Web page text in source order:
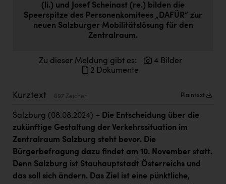
Doppler Gruppe
ERLUS AG
Firmenradl
IFE Austria GmbH
Immotech
INTERSPAR
INTERSPORT Austria
(li.) und Josef Scheinast (re.) bilden die
Speerspitze des Personenkomitees „DAFÜR“ zur
neuen Salzburger Mobilitätslösung für den
Zentralraum.
Zu dieser Meldung gibt es:
4 Bilder
2 Dokumente
Kurztext 697 Zeichen Plaintext
Salzburg (08.08.2024) – Die Entscheidung über die
zukünftige Gestaltung der Verkehrssituation im
Zentralraum Salzburg steht bevor. Die
Bürgerbefragung dazu findet am 10. November statt.
Denn Salzburg ist Stauhauptstadt Österreichs und
das soll sich ändern. Das Ziel ist eine pünktliche,